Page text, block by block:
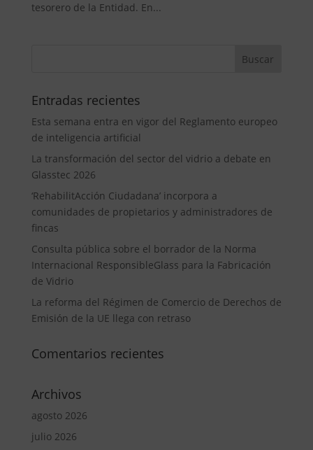
tesorero de la Entidad. En...
Entradas recientes
Esta semana entra en vigor del Reglamento europeo
de inteligencia artificial
La transformación del sector del vidrio a debate en
Glasstec 2026
‘RehabilitAcción Ciudadana’ incorpora a
comunidades de propietarios y administradores de
fincas
Consulta pública sobre el borrador de la Norma
Internacional ResponsibleGlass para la Fabricación
de Vidrio
La reforma del Régimen de Comercio de Derechos de
Emisión de la UE llega con retraso
Comentarios recientes
Archivos
agosto 2026
julio 2026